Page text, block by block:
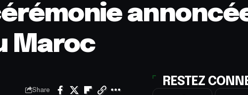
Maroc
Share
RESTEZ